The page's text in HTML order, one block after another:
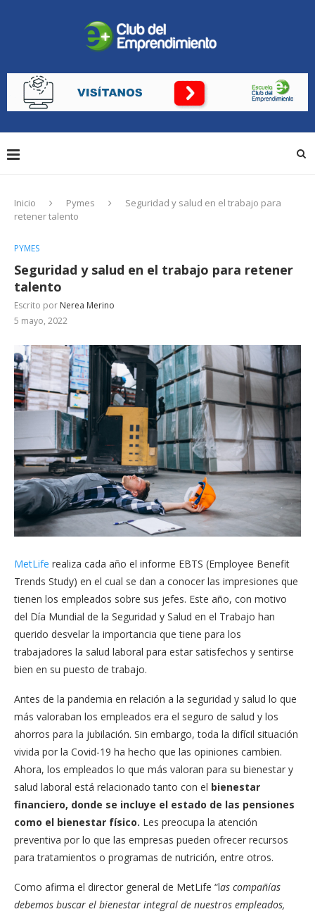
Inicio Pymes
Seguridad y salud en el trabajo para
retener talento
PYMES
Seguridad y salud en el trabajo para retener
talento
Escrito por Nerea Merino
5 mayo, 2022
MetLife realiza cada año el informe EBTS (Employee Benefit
Trends Study) en el cual se dan a conocer las impresiones que
tienen los empleados sobre sus jefes. Este año, con motivo
del Día Mundial de la Seguridad y Salud en el Trabajo han
querido desvelar la importancia que tiene para los
trabajadores la salud laboral para estar satisfechos y sentirse
bien en su puesto de trabajo.
Antes de la pandemia en relación a la seguridad y salud lo que
más valoraban los empleados era el seguro de salud y los
ahorros para la jubilación. Sin embargo, toda la difícil situación
vivida por la Covid-19 ha hecho que las opiniones cambien.
Ahora, los empleados lo que más valoran para su bienestar y
salud laboral está relacionado tanto con el bienestar
financiero, donde se incluye el estado de las pensiones
como el bienestar físico. Les preocupa la atención
preventiva por lo que las empresas pueden ofrecer recursos
para tratamientos o programas de nutrición, entre otros.
Como afirma el director general de MetLife “las compañías
debemos buscar el bienestar integral de nuestros empleados,